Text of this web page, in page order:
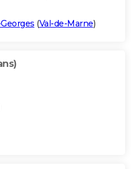
(Val-de-Marne)